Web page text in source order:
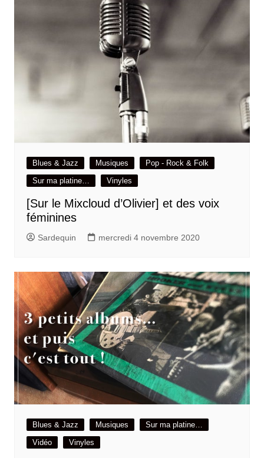
Blues & Jazz Musiques
Pop - Rock & Folk
Sur ma platine…
Vinyles
[Sur le Mixcloud d’Olivier] et des voix
féminines
Sardequin mercredi 4 novembre 2020
Blues & Jazz Musiques
Sur ma platine…
Vidéo
Vinyles